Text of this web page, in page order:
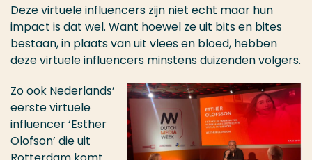
Deze virtuele influencers zijn niet echt maar hun
impact is dat wel. Want hoewel ze uit bits en bites
bestaan, in plaats van uit vlees en bloed, hebben
deze virtuele influencers minstens duizenden volgers.
Zo ook Nederlands’
eerste virtuele
influencer ‘Esther
Olofson’ die uit